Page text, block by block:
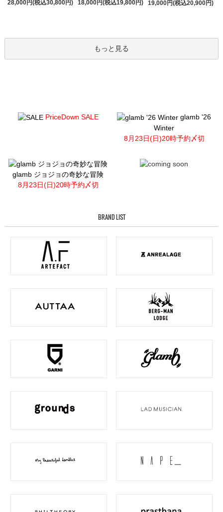
28,000円(税込30,800円) 18,000円(税込19,800円) 19,000円(税込20,900円)
もっと見る
PriceDown SALE
glamb '26
Winter
8月23日(日)20時予約〆切
glamb ジョジョの奇妙な冒険
8月23日(日)20時予約〆切
BRAND LIST